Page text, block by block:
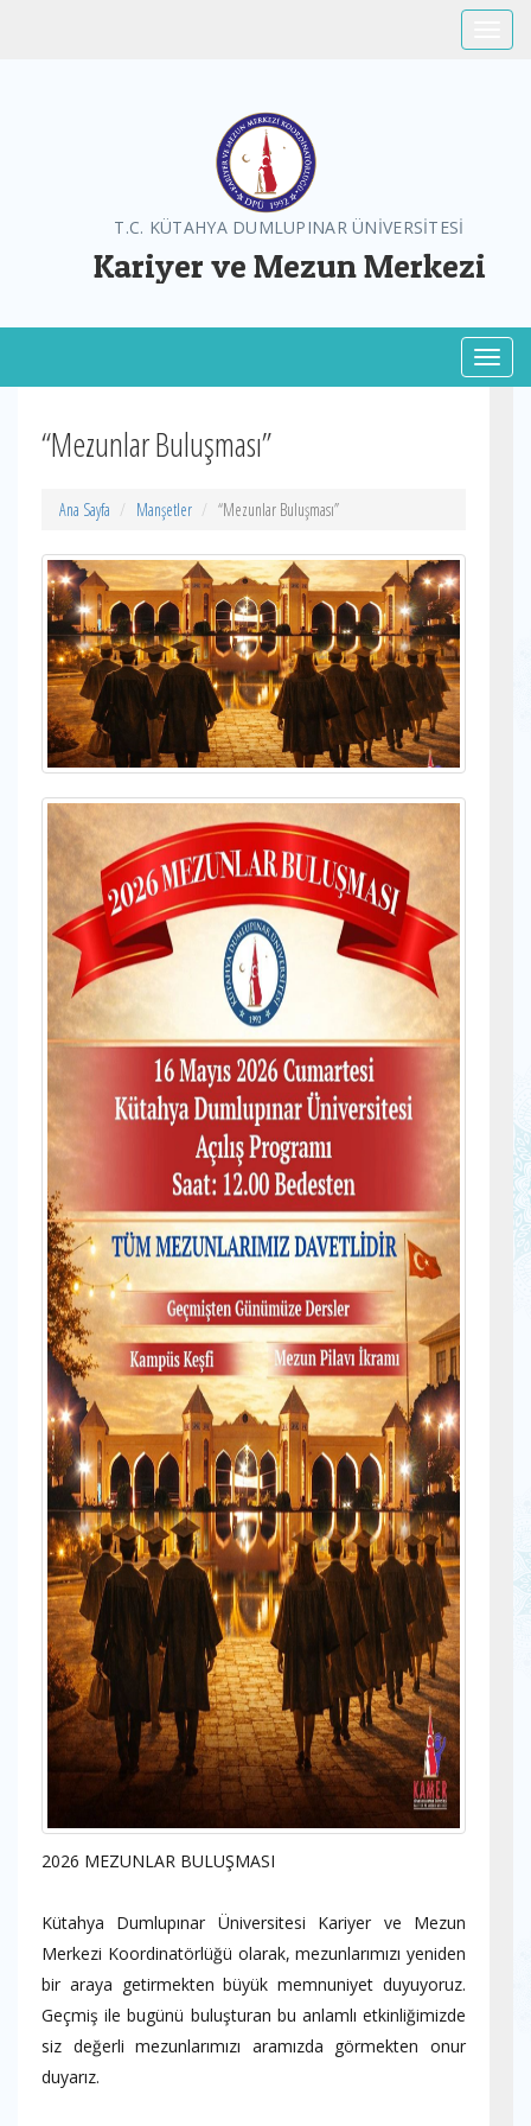
T.C. KÜTAHYA DUMLUPINAR ÜNİVERSİTESİ
Kariyer ve Mezun Merkezi
“Mezunlar Buluşması”
Ana Sayfa Manşetler “Mezunlar Buluşması”
2026 MEZUNLAR BULUŞMASI
Kütahya Dumlupınar Üniversitesi Kariyer ve Mezun
Merkezi Koordinatörlüğü olarak, mezunlarımızı yeniden
bir araya getirmekten büyük memnuniyet duyuyoruz.
Geçmiş ile bugünü buluşturan bu anlamlı etkinliğimizde
siz değerli mezunlarımızı aramızda görmekten onur
duyarız.